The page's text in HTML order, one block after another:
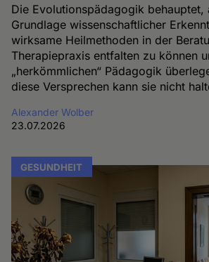
Die Evolutionspädagogik behauptet,
Grundlage wissenschaftlicher
wirksame Heilmethoden in der
Therapiepraxis entfalten zu können
„herkömmlichen“ Pädagogik
diese Versprechen kann sie nicht
Alexander Wolber
23.07.2026
GESUNDHEIT